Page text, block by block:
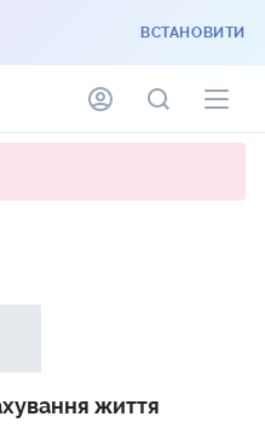
ВСТАНОВИТИ
життя